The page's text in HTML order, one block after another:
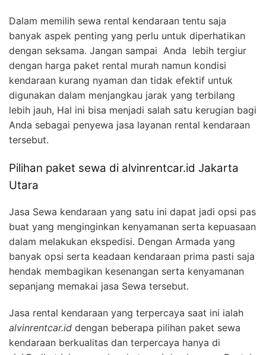
Dalam memilih sewa rental kendaraan tentu saja
banyak aspek penting yang perlu untuk diperhatikan
dengan seksama. Jangan sampai Anda lebih tergiur
dengan harga paket rental murah namun kondisi
kendaraan kurang nyaman dan tidak efektif untuk
digunakan dalam menjangkau jarak yang terbilang
lebih jauh, Hal ini bisa menjadi salah satu kerugian bagi
Anda sebagai penyewa jasa layanan rental kendaraan
tersebut.
Pilihan paket sewa di alvinrentcar.id Jakarta
Utara
Jasa Sewa kendaraan yang satu ini dapat jadi opsi pas
buat yang menginginkan kenyamanan serta kepuasaan
dalam melakukan ekspedisi. Dengan Armada yang
banyak opsi serta keadaan kendaraan prima pasti saja
hendak membagikan kesenangan serta kenyamanan
sepanjang memakai jasa Sewa tersebut.
Jasa rental kendaraan yang terpercaya saat ini ialah
alvinrentcar.id dengan beberapa pilihan paket sewa
kendaraan berkualitas dan terpercaya hanya di